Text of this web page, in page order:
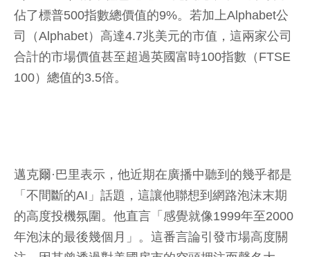
佔了標普500指數總價值的9%。若加上Alphabet公
司（Alphabet）高達4.7兆美元的市值，這兩家公司
合計的市場價值甚至超過英國富時100指數（FTSE
100）總值的3.5倍。
邁克爾·巴里表示，他近期在廣播中聽到的幾乎都是
「不間斷的AI」話題，這讓他聯想到網路泡沫末期
的高度投機氛圍。他直言「感覺就像1999年至2000
年泡沫的最後幾個月」。這番言論引發市場高度關